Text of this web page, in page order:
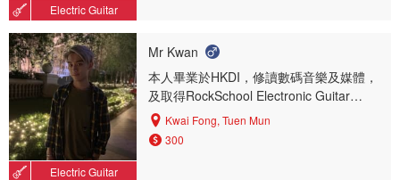
Electric Guitar
面提升學生音樂素養。
Electric Guitar
Mr Kwan
本人畢業於HKDI，修讀數碼音樂及媒體，
及取得RockSchool Electronic Guitar
Grade 8。 從初中開始學習結他，現已七
年，擁有兩年多的教學經驗，而教學理念
注重於學⽣興趣取向，從⽽訂製教學內
Kwai Fong, Tuen Mun
300